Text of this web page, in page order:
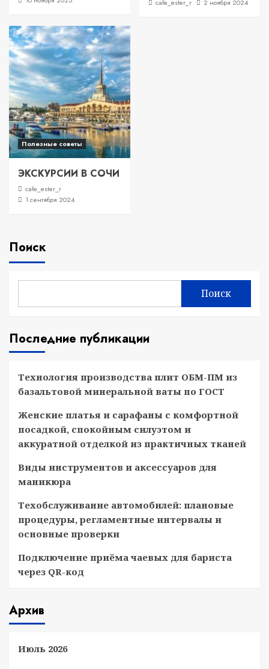
cafe_ester_r 2 ноября 2024
Полезные советы
ЭКСКУРСИИ В СОЧИ
cafe_ester_r
1 сентября 2024
Поиск
Поиск
Последние публикации
Технология производства плит ОБМ-ПМ из
базальтовой минеральной ваты по ГОСТ
Женские платья и сарафаны с комфортной
посадкой, спокойным силуэтом и
аккуратной отделкой из практичных тканей
Виды инструментов и аксессуаров для
маникюра
Техобслуживание автомобилей: плановые
процедуры, регламентные интервалы и
основные проверки
Подключение приёма чаевых для бариста
через QR-код
Архив
Июль 2026